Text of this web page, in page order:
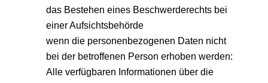
das Bestehen eines Beschwerderechts bei
einer Aufsichtsbehörde
wenn die personenbezogenen Daten nicht
bei der betroffenen Person erhoben werden:
Alle verfügbaren Informationen über die